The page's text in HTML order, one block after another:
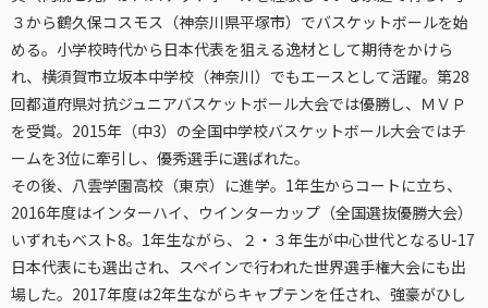
３から鶴久保コスモス（神奈川県平塚市）でバスケットボールを始
める。小学校時代から日本代表を狙える逸材として期待をかけら
れ、横須賀市立坂本中学校（神奈川）でもエースとして活躍。第28
回都道府県対抗ジュニアバスケットボール大会では優勝し、ＭＶＰ
を受賞。2015年（中3）の全国中学校バスケットボール大会ではチ
ームを3位に牽引し、優秀選手に選ばれた。
その後、八雲学園高校（東京）に進学。1年生からコートに立ち、
2016年度はインターハイ、ウインターカップ（全国選抜優勝大会）
いずれもベスト8。1年生ながら、２・３年生が中心世代となるU-17
日本代表にも選出され、スペインで行われた世界選手権大会にも出
場した。2017年度は2年生ながらキャプテンを任され、強豪がひし